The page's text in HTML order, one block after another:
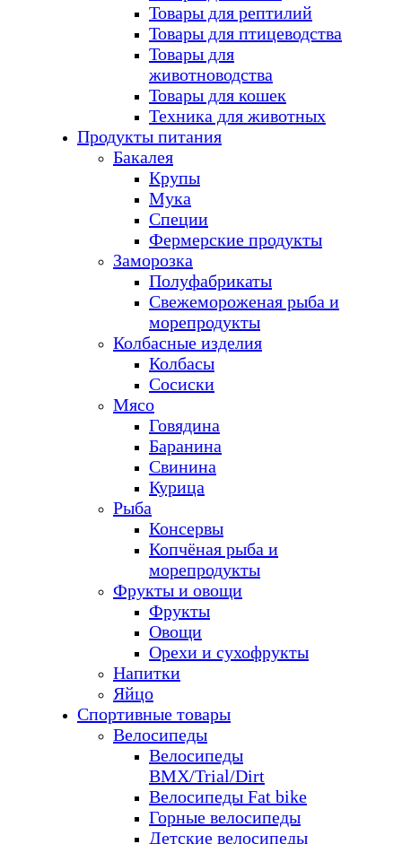
Товары для рептилий
Товары для птицеводства
Товары для
животноводства
Товары для кошек
Техника для животных
Продукты питания
Бакалея
Крупы
Мука
Специи
Фермерские продукты
Заморозка
Полуфабрикаты
Свежемороженая рыба и
морепродукты
Колбасные изделия
Колбасы
Сосиски
Мясо
Говядина
Баранина
Свинина
Курица
Рыба
Консервы
Копчёная рыба и
морепродукты
Фрукты и овощи
Фрукты
Овощи
Орехи и сухофрукты
Напитки
Яйцо
Спортивные товары
Велосипеды
Велосипеды
BMX/Trial/Dirt
Велосипеды Fat bike
Горные велосипеды
Детские велосипеды